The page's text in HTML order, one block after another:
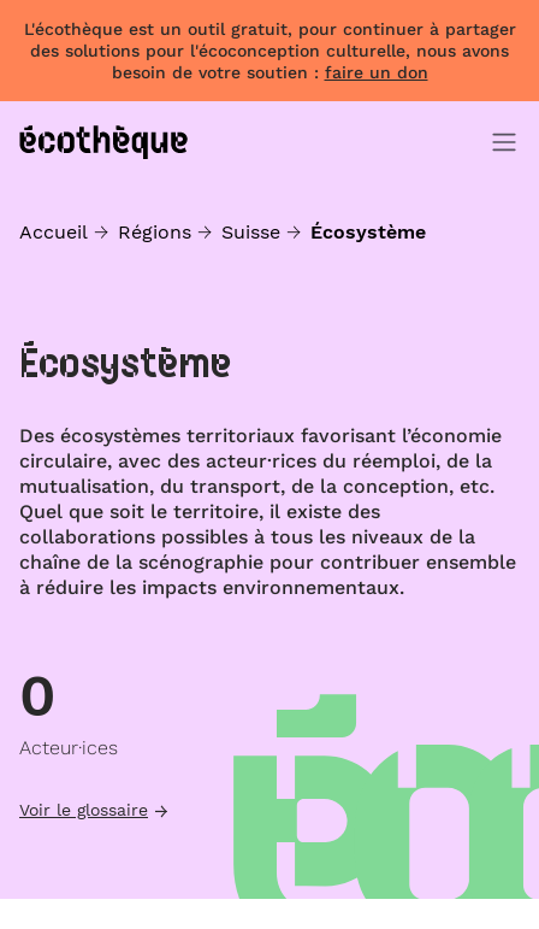
L'écothèque est un outil gratuit, pour continuer à partager
des solutions pour l'écoconception culturelle, nous avons
besoin de votre soutien : faire un don
Accueil Régions Suisse Écosystème
Écosystème
Des écosystèmes territoriaux favorisant l’économie
circulaire, avec des acteur·rices du réemploi, de la
mutualisation, du transport, de la conception, etc.
Quel que soit le territoire, il existe des
collaborations possibles à tous les niveaux de la
chaîne de la scénographie pour contribuer ensemble
à réduire les impacts environnementaux.
0
Acteur·ices
Voir le glossaire